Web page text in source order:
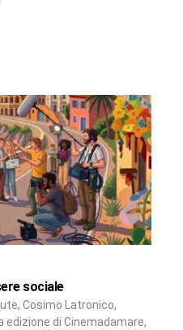
sociale
Cosimo Latronico,
di Cinemadamare,